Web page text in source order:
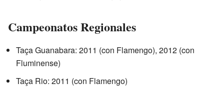
Campeonatos Regionales
Taça Guanabara: 2011 (con Flamengo), 2012 (con
Fluminense)
Taça Rio: 2011 (con Flamengo)